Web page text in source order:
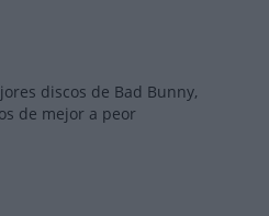
discos de Bad Bunny,
de mejor a peor